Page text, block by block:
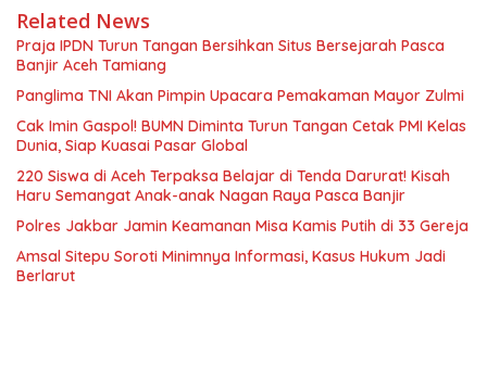
Related News
Praja IPDN Turun Tangan Bersihkan Situs Bersejarah Pasca
Banjir Aceh Tamiang
Panglima TNI Akan Pimpin Upacara Pemakaman Mayor Zulmi
Cak Imin Gaspol! BUMN Diminta Turun Tangan Cetak PMI Kelas
Dunia, Siap Kuasai Pasar Global
220 Siswa di Aceh Terpaksa Belajar di Tenda Darurat! Kisah
Haru Semangat Anak-anak Nagan Raya Pasca Banjir
Polres Jakbar Jamin Keamanan Misa Kamis Putih di 33 Gereja
Amsal Sitepu Soroti Minimnya Informasi, Kasus Hukum Jadi
Berlarut